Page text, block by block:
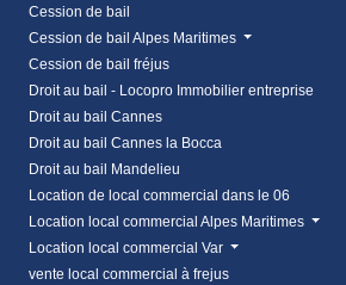
Cession de bail
Cession de bail Alpes Maritimes
Cession de bail fréjus
Droit au bail - Locopro Immobilier entreprise
Droit au bail Cannes
Droit au bail Cannes la Bocca
Droit au bail Mandelieu
Location de local commercial dans le 06
Location local commercial Alpes Maritimes
Location local commercial Var
vente local commercial à frejus